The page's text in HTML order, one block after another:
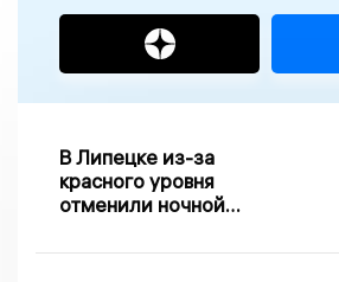
В Липецке из-за
красного уровня
отменили ночной